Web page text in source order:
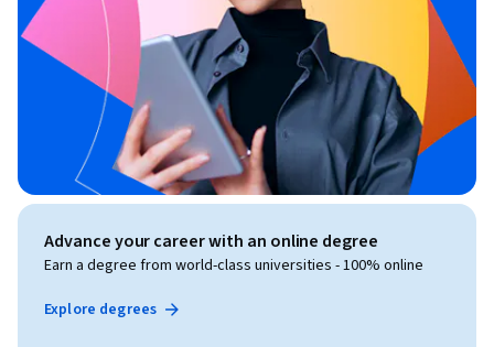
Advance your career with an online degree
Earn a degree from world-class universities - 100% online
Explore degrees